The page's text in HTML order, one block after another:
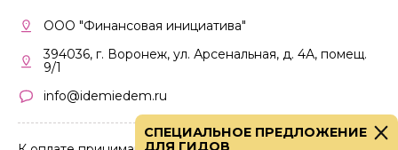
Кабинет партнера
Правила участия
ООО "Финансовая инициатива"
394036, г. Воронеж, ул. Арсенальная, д. 4А, помещ.
9/1
info@idemiedem.ru
СПЕЦИАЛЬНОЕ ПРЕДЛОЖЕНИЕ